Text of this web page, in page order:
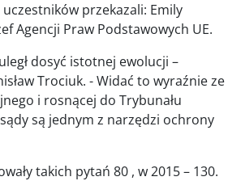
przekazali: Emily
Agencji Praw Podstawowych UE.
dosyć istotnej ewolucji –
Trociuk. - Widać to wyraźnie ze
i rosnącej do Trybunału
są jednym z narzędzi ochrony
takich pytań 80 , w 2015 – 130.